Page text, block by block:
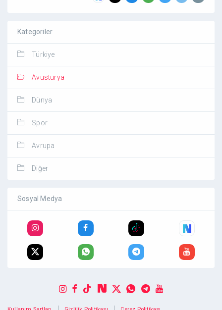
Kategoriler
Türkiye
Avusturya
Dünya
Spor
Avrupa
Diğer
Sosyal Medya